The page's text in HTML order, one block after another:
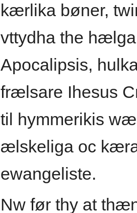
kærlika bøner,
vttydha the
Apocalipsis,
frælsare Ihesus
til hymmerikis
ælskeliga oc
ewangeliste.
Nw før thy at